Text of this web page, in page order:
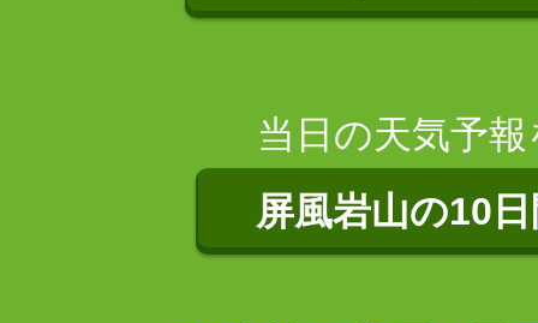
当日の天気予
屏風岩山の10